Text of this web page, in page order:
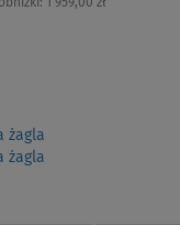
1 959,00 zł
żagla
żagla